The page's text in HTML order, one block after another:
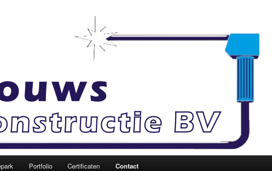
J. Louws
Portfolio Certificaten Contact